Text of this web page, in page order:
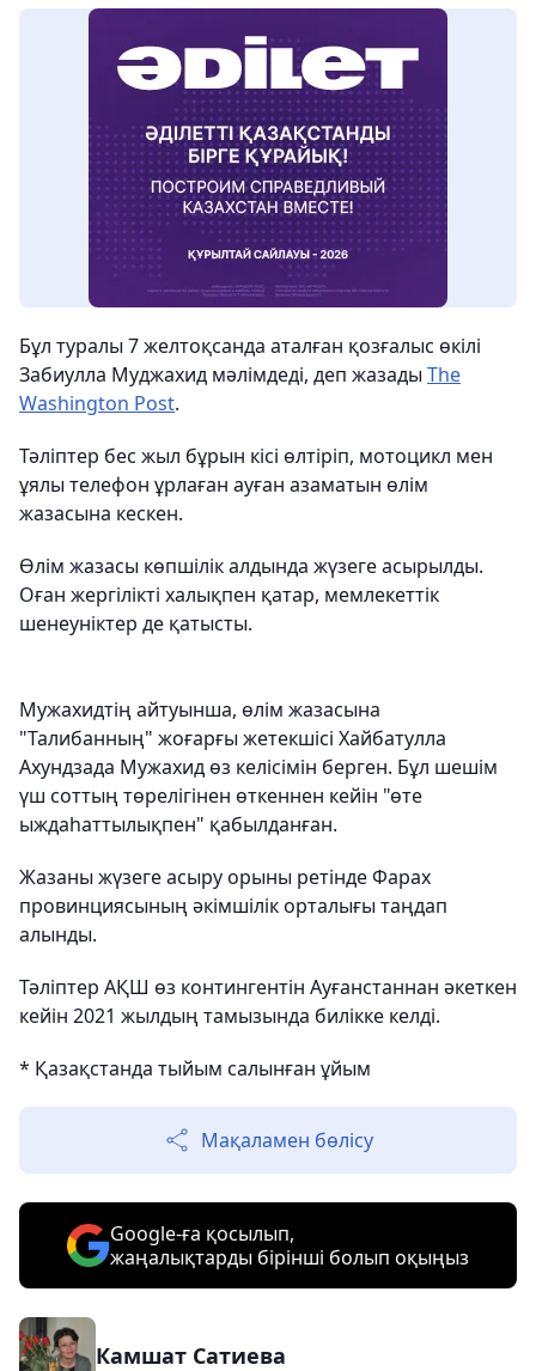
Бұл туралы 7 желтоқсанда аталған қозғалыс өкілі
Забиулла Муджахид мәлімдеді, деп жазады The
Washington Post.
Тәліптер бес жыл бұрын кісі өлтіріп, мотоцикл мен
ұялы телефон ұрлаған ауған азаматын өлім
жазасына кескен.
Өлім жазасы көпшілік алдында жүзеге асырылды.
Оған жергілікті халықпен қатар, мемлекеттік
шенеуніктер де қатысты.
Мужахидтің айтуынша, өлім жазасына
"Талибанның" жоғарғы жетекшісі Хайбатулла
Ахундзада Мужахид өз келісімін берген. Бұл шешім
үш соттың төрелігінен өткеннен кейін "өте
ыждаһаттылықпен" қабылданған.
Жазаны жүзеге асыру орыны ретінде Фарах
провинциясының әкімшілік орталығы таңдап
алынды.
Тәліптер АҚШ өз контингентін Ауғанстаннан әкеткен
кейін 2021 жылдың тамызында билікке келді.
* Қазақстанда тыйым салынған ұйым
Мақаламен бөлісу
Google-ға қосылып,
жаңалықтарды бірінші болып оқыңыз
Камшат Сатиева